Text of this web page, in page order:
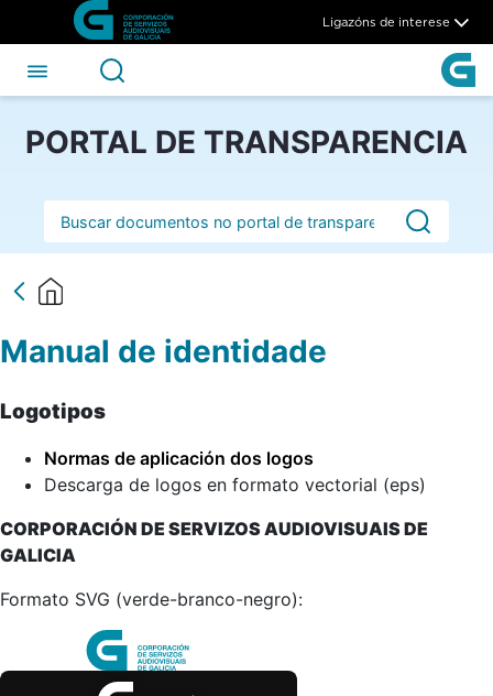
Skip to Main Content
Manual de identidade - CSAG
Ligazóns de interese
PORTAL DE TRANSPARENCIA
Barra de busca
Manual de identidade
Logotipos
Normas de aplicación dos logos
Descarga de logos en formato vectorial (eps)
CORPORACIÓN DE SERVIZOS AUDIOVISUAIS DE
GALICIA
Formato SVG (verde-branco-negro):